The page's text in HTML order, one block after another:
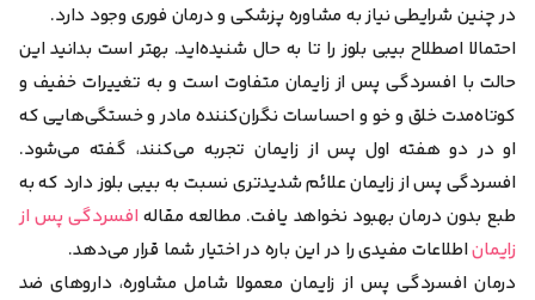
در چنین شرایطی نیاز به مشاوره پزشکی و درمان فوری وجود دارد.
احتمالا اصطلاح بیبی بلوز را تا به حال شنیده‌اید. بهتر است بدانید این
حالت با افسردگی پس از زایمان متفاوت است و به تغییرات خفیف و
کوتاه‌مدت خلق و خو و احساسات نگران‌کننده مادر و خستگی‌هایی که
او در دو هفته اول پس از زایمان تجربه می‌کنند، گفته می‌شود.
افسردگی پس از زایمان علائم شدیدتری نسبت به بیبی بلوز دارد که به
طبع بدون درمان بهبود نخواهد یافت. مطالعه مقاله افسردگی پس از
زایماناطلاعات مفیدی را در این باره در اختیار شما قرار می‌دهد.
درمان افسردگی پس از زایمان معمولا شامل مشاوره، داروهای ضد